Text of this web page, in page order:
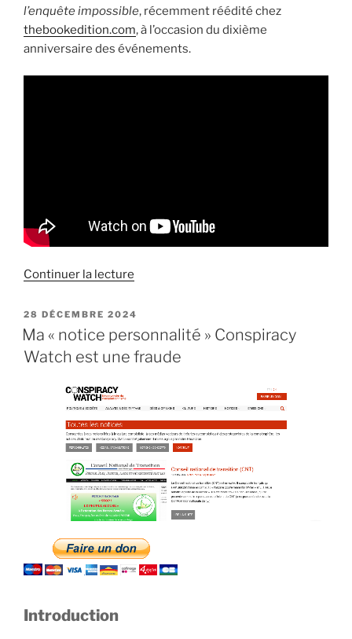
l’enquête impossible, récemment réédité chez
thebookedition.com, à l’occasion du dixième
anniversaire des événements.
Continuer la lecture
sur
« Halterophilo »
à
propos
massacre
de
Charlie
Hebdo »
PUBLIÉ
LE
28 DÉCEMBRE 2024
Ma « notice personnalité » Conspiracy
Watch est une fraude
Introduction